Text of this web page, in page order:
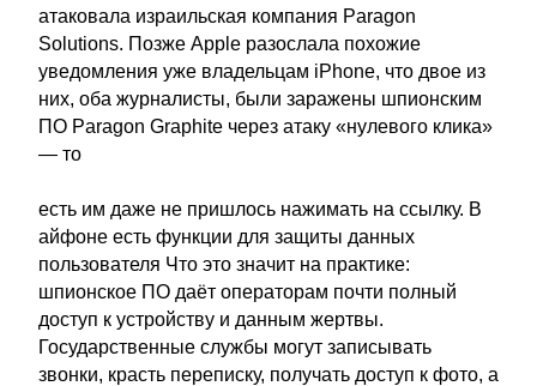
атаковала израильская компания Paragon
Solutions. Позже Apple разослала похожие
уведомления уже владельцам iPhone, что двое из
них, оба журналисты, были заражены шпионским
ПО Paragon Graphite через атаку «нулевого клика»
— то
есть им даже не пришлось нажимать на ссылку. В
айфоне есть функции для защиты данных
пользователя Что это значит на практике:
шпионское ПО даёт операторам почти полный
доступ к устройству и данным жертвы.
Государственные службы могут записывать
звонки, красть переписку, получать доступ к фото, а